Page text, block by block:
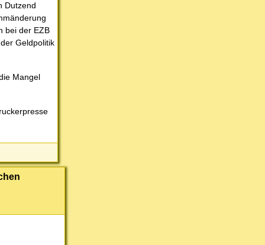
Dutzend
bei der EZB
Geldpolitik
Mangel